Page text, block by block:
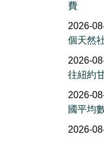
費
2026-
個天然
2026-
往紐約
2026-
國平均
2026-